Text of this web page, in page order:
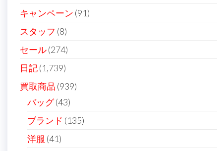
ン
キャンペーン (91)
スタッフ (8)
セール(274)
日記(1,739)
買取商品 (939)
バッグ(43)
ブランド (135)
洋服 (41)